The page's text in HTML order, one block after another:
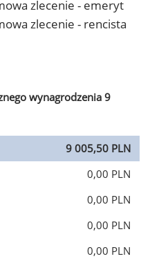
zlecenie - emeryt
zlecenie - rencista
wynagrodzenia 9
9 005,50 PLN
0,00 PLN
0,00 PLN
0,00 PLN
0,00 PLN